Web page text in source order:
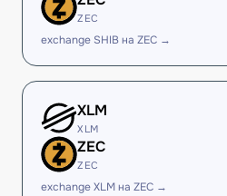
ZEC
exchange SHIB на ZEC →
XLM
XLM
ZEC
ZEC
exchange XLM на ZEC →